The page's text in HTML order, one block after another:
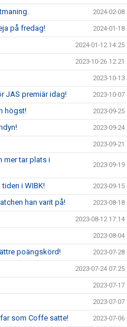
2024-02-08
på fredag! 2024-01-18
2024-01-12 14:25
2023-10-26 12:21
2023-10-13
JAS premiär idag! 2023-10-07
högst! 2023-09-25
2023-09-24
2023-09-21
mer tar plats i
2023-09-19
i WIBK! 2023-09-15
han varit på! 2023-08-18
2023-08-12 17:14
2023-08-04
poängskörd! 2023-07-28
2023-07-24 07:25
2023-07-17
2023-07-07
som Coffe satte! 2023-07-06